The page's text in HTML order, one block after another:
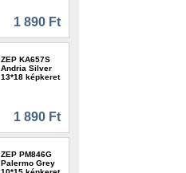
1 890 Ft
ZEP KA657S
Andria Silver
13*18 képkeret
1 890 Ft
ZEP PM846G
Palermo Grey